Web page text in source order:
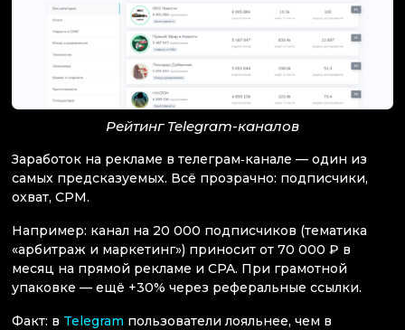
Рейтинг Telegram-каналов
Заработок на рекламе в телеграм‑канале — один из
самых предсказуемых. Всё прозрачно: подписчики,
охват, CPM.
Например: канал на 20 000 подписчиков (тематика
«арбитраж и маркетинг») приносит от 70 000 ₽ в
месяц на прямой рекламе и CPA. При грамотной
упаковке — ещё +30% через реферальные ссылки.
Факт: в Telegram пользователи лояльнее, чем в